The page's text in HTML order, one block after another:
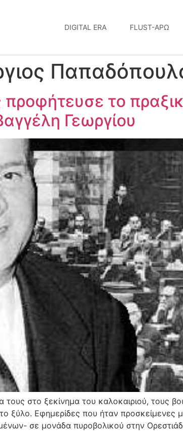
DIGITAL ERA FLUST-ΆΡΩ
προφήτευσε το
Γεωργίου
τους στο ξεκίνημα του καλοκαιριού, τους
ξύλο. Εφημερίδες που ήταν προσκείμενες
σε μονάδα πυροβολικού στην